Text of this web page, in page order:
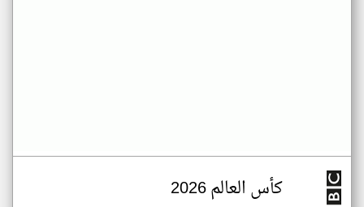
كأس العالم 2026